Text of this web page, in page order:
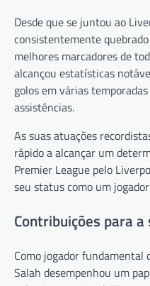
Desde que se juntou ao
consistentemente
melhores marcadores de
alcançou estatísticas
golos em várias
assistências.
As suas atuações
rápido a alcançar um
Premier League pelo
seu status como um
Contribuições para
Como jogador fundamental
Salah desempenhou um